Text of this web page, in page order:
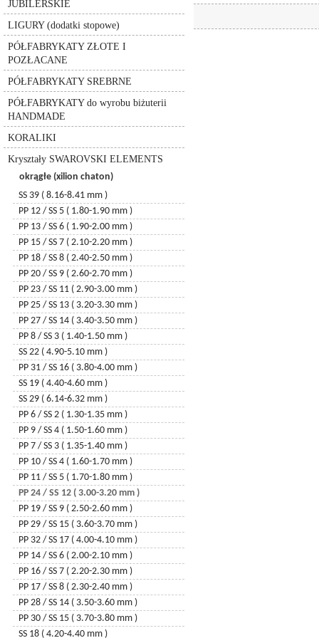
JUBILERSKIE
wiertła
LIGURY (dodatki stopowe)
do srebra
inne
PÓŁFABRYKATY ZŁOTE I
POZŁACANE
złote
pozłacane
łańcuszki
PÓŁFABRYKATY SREBRNE
szpilki
kulki
łańcuszki
rurki
pierścionki
PÓŁFABRYKATY do wyrobu biżuterii
HANDMADE
zakończenia jubilerskie
zawieszki jubilerskie
elementy montażowe
przekładki i rurki jubilerskie
druty, linki, żyłki
łańcuszki metalowe
zawieszki
KORALIKI
lawa wulkaniczna
jaspis
kulki discoball
kulki ceramiczne
kulki metalowe
kulki akrylowe
koraliki MIYUKI
agat
Kryształy SWAROVSKI ELEMENTS
okrągłe (xilion chaton)
SS 39 ( 8.16-8.41 mm )
PP 12 / SS 5 ( 1.80-1.90 mm )
PP 13 / SS 6 ( 1.90-2.00 mm )
PP 15 / SS 7 ( 2.10-2.20 mm )
PP 18 / SS 8 ( 2.40-2.50 mm )
PP 20 / SS 9 ( 2.60-2.70 mm )
PP 23 / SS 11 ( 2.90-3.00 mm )
PP 25 / SS 13 ( 3.20-3.30 mm )
PP 27 / SS 14 ( 3.40-3.50 mm )
PP 8 / SS 3 ( 1.40-1.50 mm )
SS 22 ( 4.90-5.10 mm )
PP 31 / SS 16 ( 3.80-4.00 mm )
SS 19 ( 4.40-4.60 mm )
SS 29 ( 6.14-6.32 mm )
PP 6 / SS 2 ( 1.30-1.35 mm )
PP 9 / SS 4 ( 1.50-1.60 mm )
PP 7 / SS 3 ( 1.35-1.40 mm )
PP 10 / SS 4 ( 1.60-1.70 mm )
PP 11 / SS 5 ( 1.70-1.80 mm )
PP 24 / SS 12 ( 3.00-3.20 mm )
PP 19 / SS 9 ( 2.50-2.60 mm )
PP 29 / SS 15 ( 3.60-3.70 mm )
PP 32 / SS 17 ( 4.00-4.10 mm )
PP 14 / SS 6 ( 2.00-2.10 mm )
PP 16 / SS 7 ( 2.20-2.30 mm )
PP 17 / SS 8 ( 2.30-2.40 mm )
PP 28 / SS 14 ( 3.50-3.60 mm )
PP 30 / SS 15 ( 3.70-3.80 mm )
SS 18 ( 4.20-4.40 mm )
6530 – pure drop
6764 – clover pendant
6000
6100
6735 - leaf
6721 - starfish
6723 - shell
6714 - star
6860 - krzyżyk
6866 - krzyżyk
6864 - krzyżyk
6911 – kaputt owal
6790 - coral (3 springs)
6791 – coral (2 springs)
6215 - serce
6262 - serce miss u
6264 - serce truly in love
6320 – romb
6328 – becone
5040 – briolette bead
6904 - lily
6900 - ginko
6704 - snowflake
6023 – xirius raindrop
6049 – round disc
6748 – edelweiss
6792 – infinity
6540 – twisted drop
6650 – cubist
6685 – graphic
6261 – 2 U heart
6091 – flat baroque
6525 - wave
3009 – button
3221 – twist sew-on
6012 - flat briolette
6480 – spike pendant
6020 - helix
6734 - pure leaf
6465 - queen baguette
6017 - crystalactite